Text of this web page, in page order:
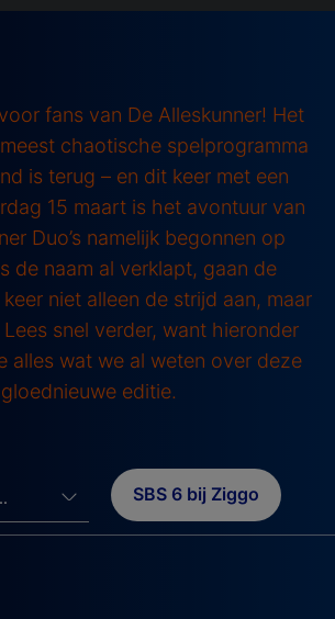
fans van De Alleskunner! Het
chaotische spelprogramma
is terug – en dit keer met een
15 maart is het avontuur van
Duo’s namelijk begonnen op
de naam al verklapt, gaan de
niet alleen de strijd aan, maar
snel verder, want hieronder
alles wat we al weten over deze
gloednieuwe editie.
SBS 6 bij Ziggo